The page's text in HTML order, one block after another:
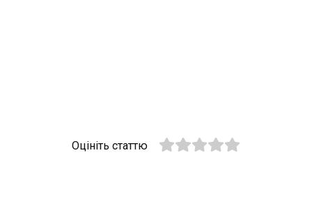
Оцініть статтю